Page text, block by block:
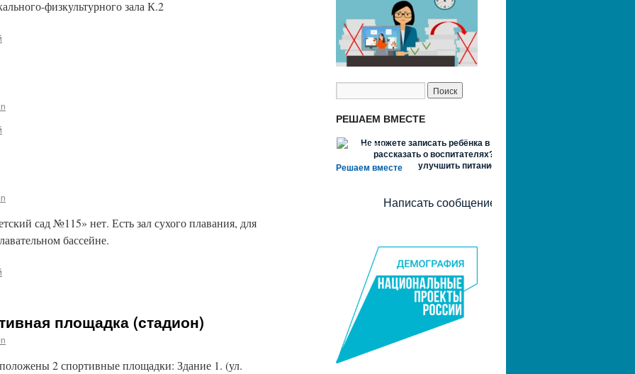
физкультурного зала К.2
сад №115» нет. Есть зал сухого плавания, для
бассейне.
площадка (стадион)
2 спортивные площадки: Здание 1. (ул.
РЕШАЕМ ВМЕСТЕ
Решаем вместе
Не можете записать ребёнка в сад? Хотите
рассказать о воспитателях? Знаете, как
улучшить питание и занятия?
Написать сообщение